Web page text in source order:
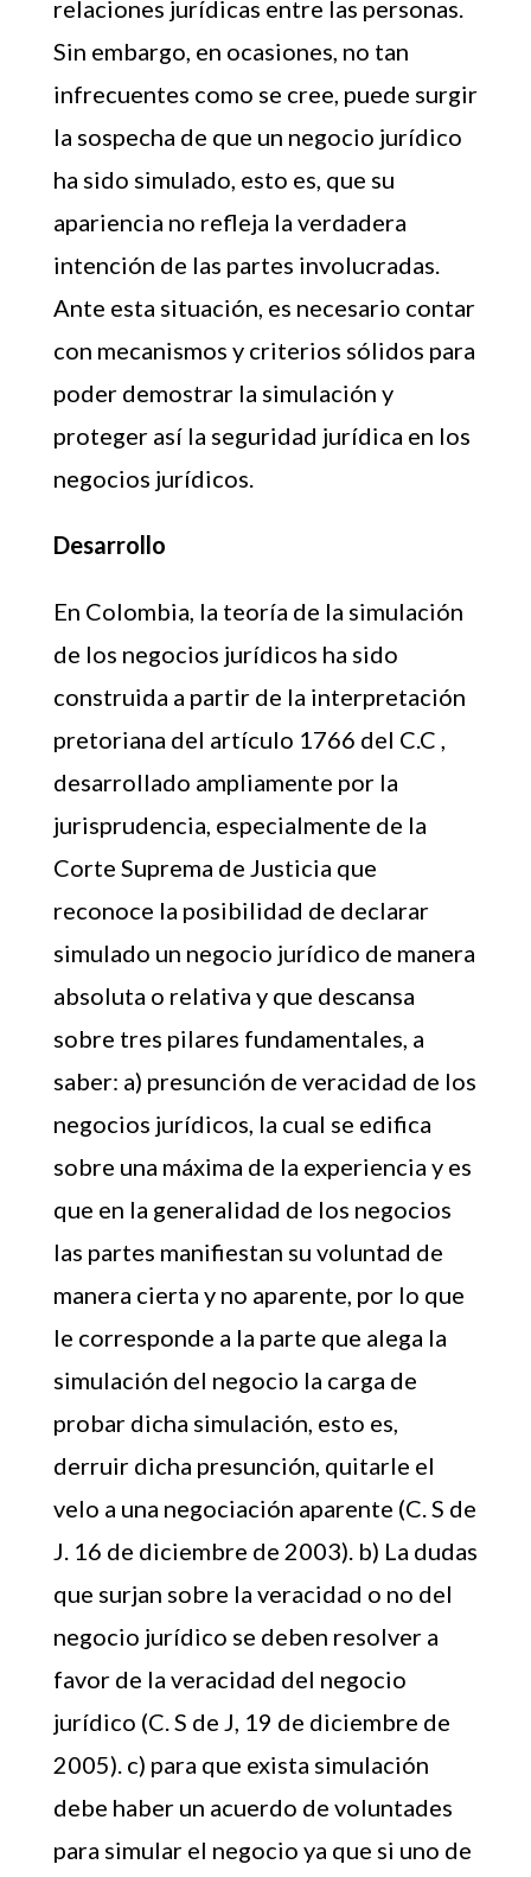
relaciones jurídicas entre las personas.
Sin embargo, en ocasiones, no tan
infrecuentes como se cree, puede surgir
la sospecha de que un negocio jurídico
ha sido simulado, esto es, que su
apariencia no refleja la verdadera
intención de las partes involucradas.
Ante esta situación, es necesario contar
con mecanismos y criterios sólidos para
poder demostrar la simulación y
proteger así la seguridad jurídica en los
negocios jurídicos.
Desarrollo
En Colombia, la teoría de la simulación
de los negocios jurídicos ha sido
construida a partir de la interpretación
pretoriana del artículo 1766 del C.C ,
desarrollado ampliamente por la
jurisprudencia, especialmente de la
Corte Suprema de Justicia que
reconoce la posibilidad de declarar
simulado un negocio jurídico de manera
absoluta o relativa y que descansa
sobre tres pilares fundamentales, a
saber: a) presunción de veracidad de los
negocios jurídicos, la cual se edifica
sobre una máxima de la experiencia y es
que en la generalidad de los negocios
las partes manifiestan su voluntad de
manera cierta y no aparente, por lo que
le corresponde a la parte que alega la
simulación del negocio la carga de
probar dicha simulación, esto es,
derruir dicha presunción, quitarle el
velo a una negociación aparente (C. S de
J. 16 de diciembre de 2003). b) La dudas
que surjan sobre la veracidad o no del
negocio jurídico se deben resolver a
favor de la veracidad del negocio
jurídico (C. S de J, 19 de diciembre de
2005). c) para que exista simulación
debe haber un acuerdo de voluntades
para simular el negocio ya que si uno de